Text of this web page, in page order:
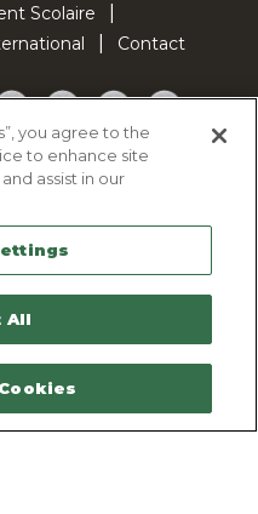
Scolaire
Contact
PinterestInstagramLinkedInTikTok
des cookies
site
nous
you agree to the
to enhance site
assist in our
All